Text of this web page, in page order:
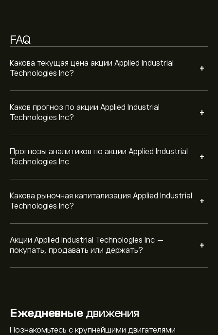
FAQ
Какова текущая цена акции Applied Industrial
Technologies Inc?
+
Каков прогноз по акции Applied Industrial
Technologies Inc?
+
Прогнозы аналитиков по акции Applied Industrial
Technologies Inc
+
Какова рыночная капитализация Applied Industrial
Technologies Inc?
+
Акции Applied Industrial Technologies Inc —
покупать, продавать или держать?
+
Согласно рекомендациям 4 аналитиков по AIT за
покупка
Ежедневныедвижения
Познакомьтесь с крупнейшими двигателями